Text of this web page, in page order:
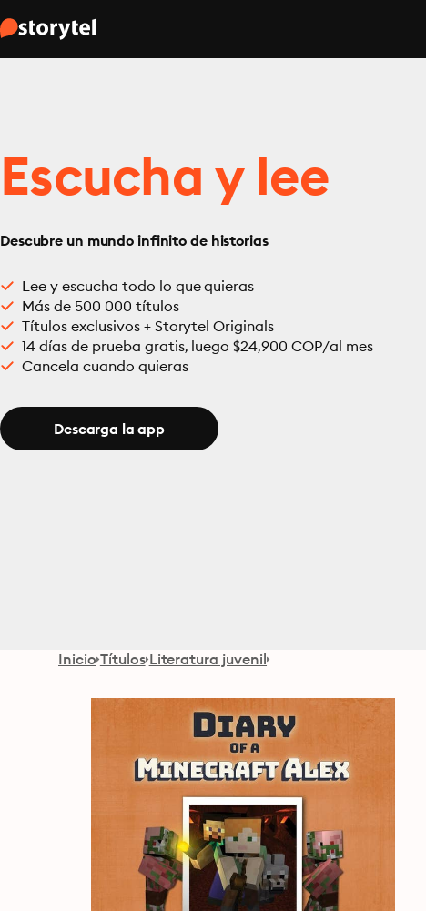
Escucha y lee
Descubre un mundo infinito de historias
Lee y escucha todo lo que quieras
Más de 500 000 títulos
Títulos exclusivos + Storytel Originals
14 días de prueba gratis, luego $24,900 COP/al mes
Cancela cuando quieras
Descarga la app
Inicio Títulos Literatura juvenil